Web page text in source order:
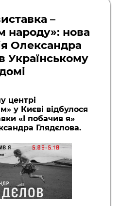
–
народу»: нова
Олександра
Українському
центрі
у Києві відбулося
«І побачив я»
Глядєлова.